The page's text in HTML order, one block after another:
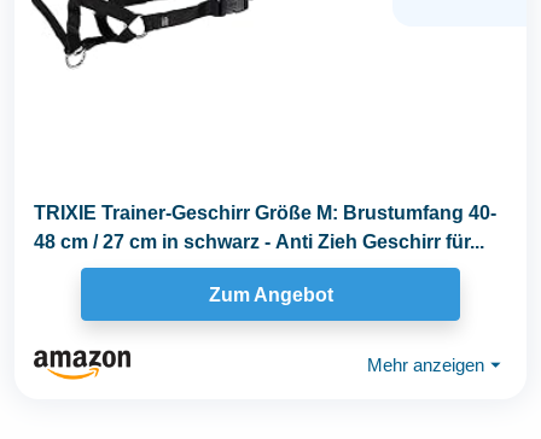
TRIXIE Trainer-Geschirr Größe M: Brustumfang 40-
48 cm / 27 cm in schwarz - Anti Zieh Geschirr für...
Zum Angebot
Mehr anzeigen ⏷